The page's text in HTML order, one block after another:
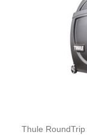
Thule